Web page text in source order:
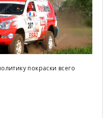
покраски всего